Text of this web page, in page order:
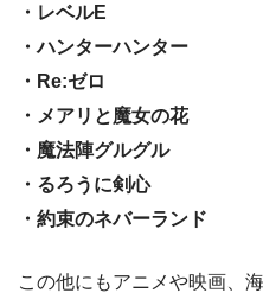
・レベルE
・ハンターハンター
・Re:ゼロ
・メアリと魔女の花
・魔法陣グルグル
・るろうに剣心
・約束のネバーランド
この他にもアニメや映画、